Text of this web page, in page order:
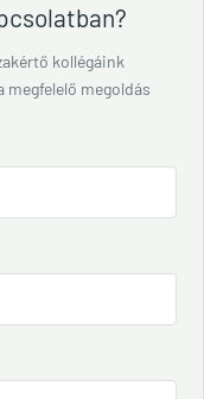
kollégáink
megfelelő megoldás